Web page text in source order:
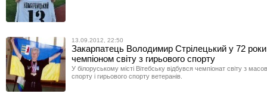
13.09.2012, 22:50
Закарпатець Володимир Стрілецький у 72
чемпіоном світу з гирьового спорту
У білоруському місті Вітебську відбувся чемпіонат світу з
спорту і гирьового спорту ветеранів.